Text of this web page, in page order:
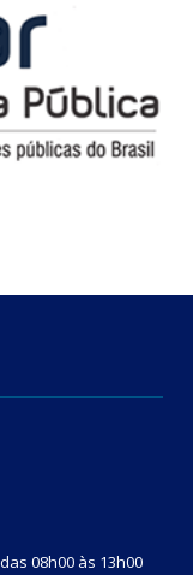
08h00 às 13h00